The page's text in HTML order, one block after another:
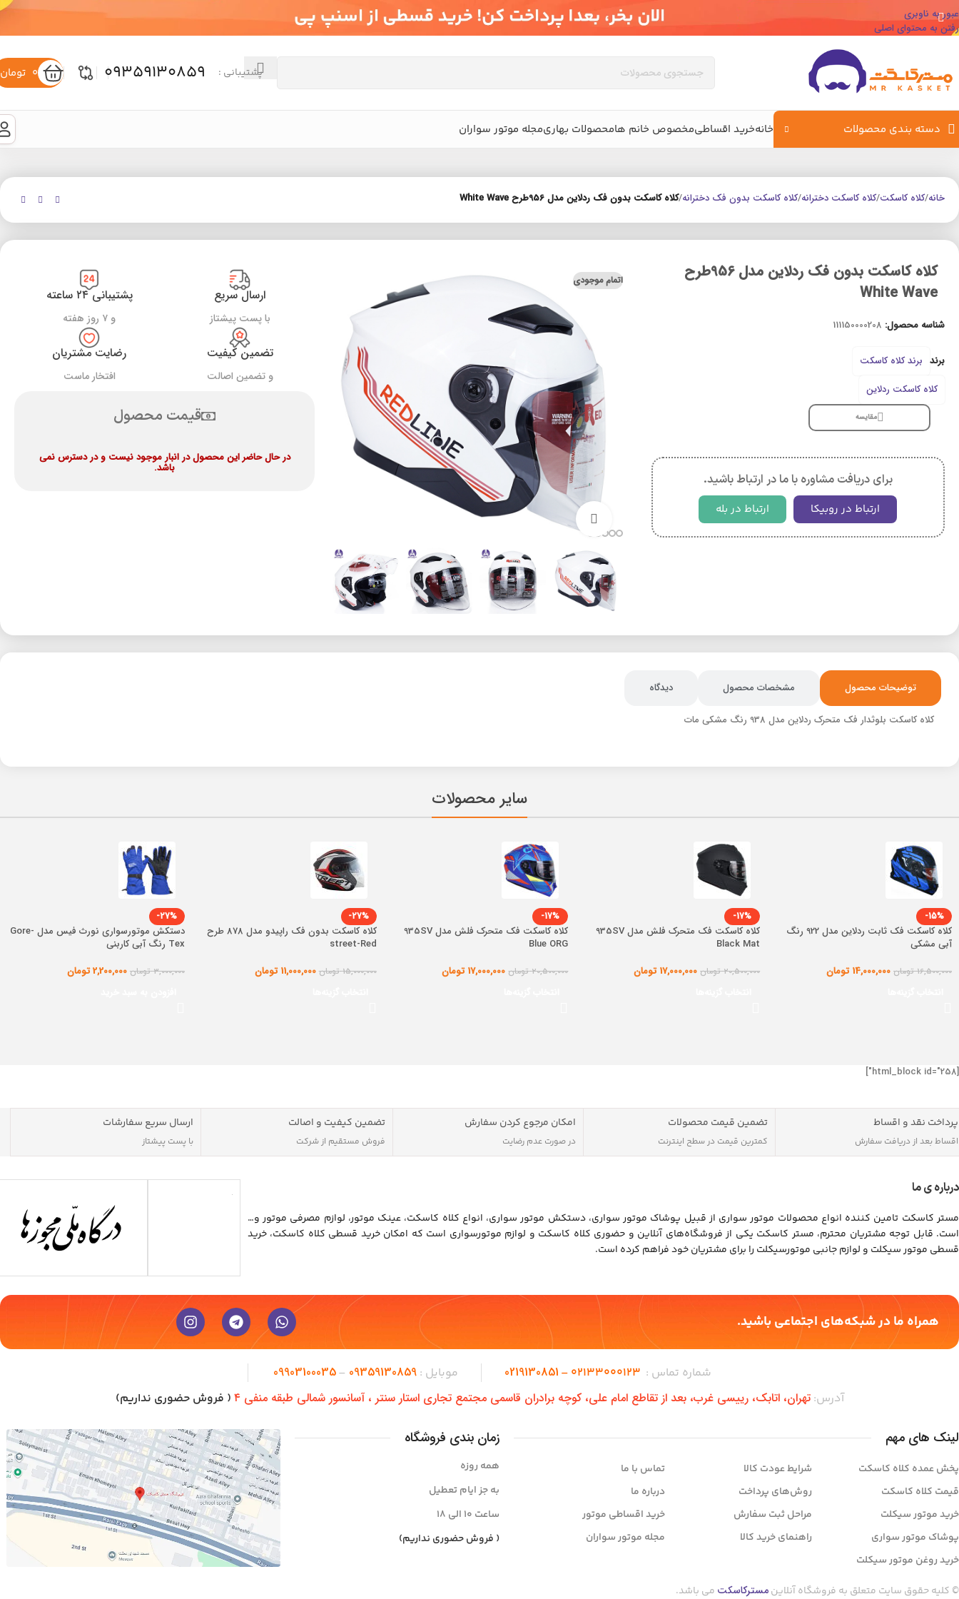
عبور به ناوبری
رفتن به محتوای اصلی
پشتیبانی : 09359130859
0 تومان
دسته بندی محصولات خانهخرید اقساطیمخصوص خانم هامحصولات بهاریمجله موتور سواران
خانه/کلاه کاسکت/کلاه کاسکت دخترانه/کلاه کاسکت بدون فک دخترانه/کلاه کاسکت بدون فک ردلاین مدل 956طرح White Wave
کلاه کاسکت بدون فک ردلاین مدل 956طرح
White Wave
شناسه محصول: 111150000208
برند برند کلاه کاسکت
کلاه کاسکت ردلاین
مقایسه
برای دریافت مشاوره با ما در ارتباط باشید.
ارتباط در روبیکا ارتباط در بله
اتمام موجودی
بزرگنمایی تصویر
ارسال سریع
با پست پیشتاز
پشتیبانی ۲۴ ساعته
و ۷ روز هفته
تضمین کیفیت
و تضمین اصالت
رضایت مشتریان
افتخار ماست
قیمت محصول
در حال حاضر این محصول در انبار موجود نیست و در دسترس نمی
باشد.
توضیحات محصول مشخصات محصول دیدگاه
کلاه کاسکت بلوثدار فک متحرک ردلاین مدل 938 رنگ مشکی مات
سایر محصولات
-15%
کلاه کاسکت فک ثابت ردلاین مدل 922 رنگ
آبی مشکی
16,500,000 تومان 14,000,000 تومان
-17%
کلاه کاسکت فک متحرک فلش مدل 935SV
Black Mat
20,500,000 تومان 17,000,000 تومان
-17%
کلاه کاسکت فک متحرک فلش مدل 935SV
Blue ORG
20,500,000 تومان 17,000,000 تومان
-27%
کلاه کاسکت بدون فک راپیدو مدل 878 طرح
street-Red
15,000,000 تومان 11,000,000 تومان
-27%
دستکش موتورسواری نورث فیس مدل Gore-
Tex رنگ آبی کاربنی
3,000,000 تومان 2,200,000تومان
[html_block id="258"]
پرداخت نقد و اقساط
اقساط بعد از دریافت سفارش
تضمین قیمت محصولات
کمترین قیمت در سطح اینترنت
امکان مرجوع کردن سفارش
در صورت عدم رضایت
تضمین کیفیت و اصالت
فروش مستقیم از شرکت
ارسال سریع سفارشات
با پست پیشتاز
درباره ی ما
مستر کاسکت تامین کننده انواع محصولات موتور سواری از قبیل پوشاک موتور سواری، دستکش موتور سواری، انواع کلاه کاسکت، عینک موتور، لوازم مصرفی موتور و…
است. قابل توجه مشتریان محترم، مستر کاسکت یکی از فروشگاه‌های آنلاین و حضوری کلاه کاسکت و لوازم موتورسواری است که امکان خرید قسطی کلاه کاسکت، خرید
قسطی موتور سیکلت و لوازم جانبی موتورسیکلت را برای مشتریان خود فراهم کرده است.
همراه ما در شبکه‌های اجتماعی باشید.
شماره تماس : 02133000123 –
0219130851 موبایل : 09359130859
–
09903100035
آدرس: تهران،‌ اتابک، رییسی غرب، بعد از تقاطع امام علی، کوچه برادران قاسمی مجتمع تجاری استار سنتر ، آسانسور شمالی طبقه منفی ۴ ( فروش حضوری نداریم)
لینک های مهم
پخش عمده کلاه کاسکت
قیمت کلاه کاسکت
خرید موتور سیکلت
پوشاک موتور سواری
خرید روغن موتور سیکلت
شرایط عودت کالا
روش‌های پرداخت
مراحل ثبت سفارش
راهنمای خرید کالا
تماس با ما
درباره ما
خرید اقساطی موتور
مجله موتور سواران
زمان بندی فروشگاه
همه روزه
به جز ایام تعطیل
ساعت ۱۰ الی ۱8
( فروش حضوری نداریم)
© کلیه حقوق سایت متعلق به فروشگاه آنلاینمسترکاسکت می باشد.